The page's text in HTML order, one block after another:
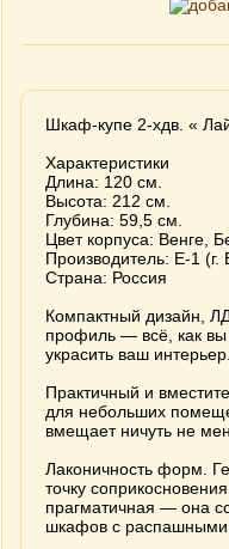
Шкаф-купе 2-хдв. «
Характеристики
Длина: 120 см.
Высота: 212 см.
Глубина: 59,5 см.
Цвет корпуса: Венге,
Производитель: Е-1 (г.
Страна: Россия
Компактный дизайн,
профиль — всё, как вы
украсить ваш
Практичный и
для небольших
вмещает ничуть не
Лаконичность форм.
точку
прагматичная — она
шкафов с